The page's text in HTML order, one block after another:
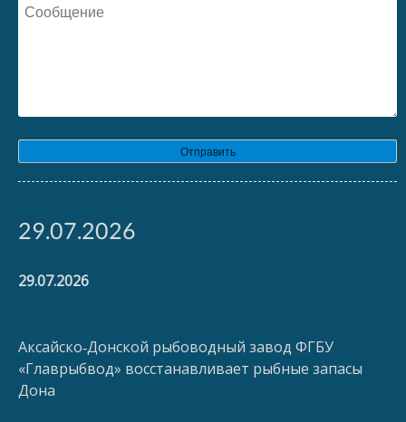
Отправить
29.07.2026
29.07.2026
Аксайско‑Донской рыбоводный завод ФГБУ
«Главрыбвод» восстанавливает рыбные запасы
Дона